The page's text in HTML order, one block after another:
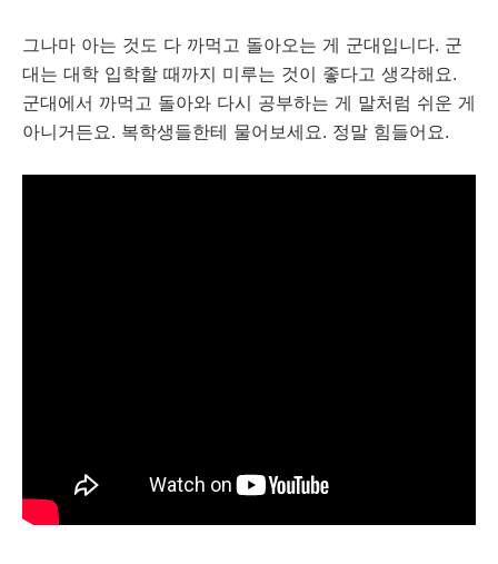
그나마 아는 것도 다 까먹고 돌아오는 게 군대입니다. 군
대는 대학 입학할 때까지 미루는 것이 좋다고 생각해요.
군대에서 까먹고 돌아와 다시 공부하는 게 말처럼 쉬운 게
아니거든요. 복학생들한테 물어보세요. 정말 힘들어요.